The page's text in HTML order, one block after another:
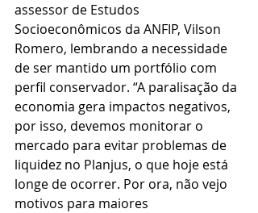
assessor de Estudos
Socioeconômicos da ANFIP, Vilson
Romero, lembrando a necessidade
de ser mantido um portfólio com
perfil conservador. “A paralisação da
economia gera impactos negativos,
por isso, devemos monitorar o
mercado para evitar problemas de
liquidez no Planjus, o que hoje está
longe de ocorrer. Por ora, não vejo
motivos para maiores